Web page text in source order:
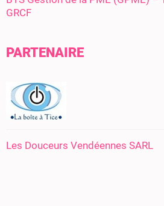
GRCF
PARTENAIRE
Les Douceurs Vendéennes SARL